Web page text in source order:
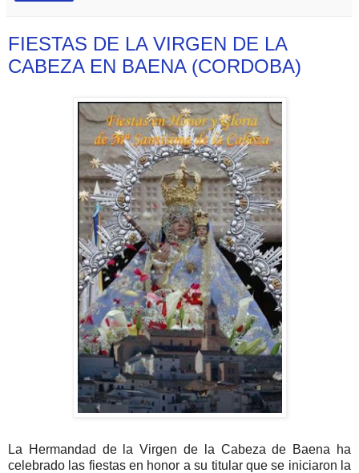
FIESTAS DE LA VIRGEN DE LA
CABEZA EN BAENA (CORDOBA)
La Hermandad de la Virgen de la Cabeza de Baena ha
celebrado las fiestas en honor a su titular que se iniciaron la